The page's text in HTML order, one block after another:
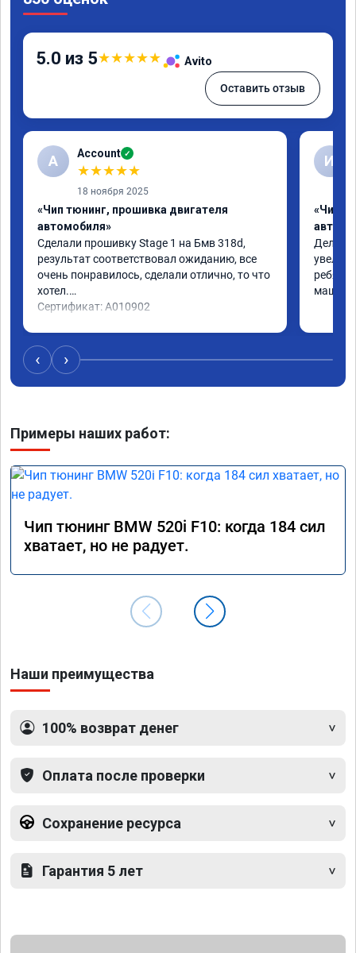
5.0 из 5★★★★★ Avito
Оставить отзыв
A Account ✓
★★★★★
18 ноября 2025
«Чип тюнинг, прошивка двигателя
автомобиля»
Сделали прошивку Stage 1 на Бмв 318d,
результат соответствовал ожиданию, все
очень понравилось, сделали отлично, то что
хотел.
Сертификат: A010902
И
«Чип
Делали
ребята
машина
‹ ›
Примеры наших работ:
Чип тюнинг BMW 520i F10: когда 184 сил
хватает, но не радует.
Наши преимущества
100% возврат денег
Оплата после проверки
Сохранение ресурса
Гарантия 5 лет